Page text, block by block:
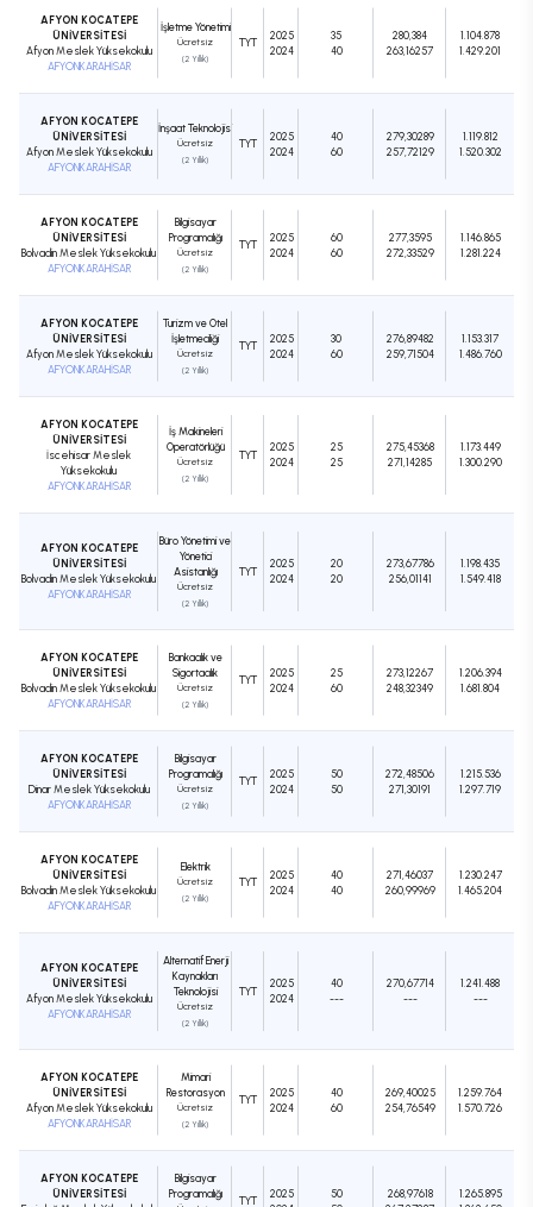
AFYON KOCATEPE
ÜNİVERSİTESİ
Afyon Meslek Yüksekokulu
AFYONKARAHİSAR
İşletme Yönetimi
Ücretsiz
(2 Yıllık)
TYT
2025
2024
35
40
280,384
263,16257
1.104.878
1.429.201
AFYON KOCATEPE
ÜNİVERSİTESİ
Afyon Meslek Yüksekokulu
AFYONKARAHİSAR
İnşaat Teknolojisi
Ücretsiz
(2 Yıllık)
TYT
2025
2024
40
60
279,30289
257,72129
1.119.812
1.520.302
AFYON KOCATEPE
ÜNİVERSİTESİ
Bolvadin Meslek Yüksekokulu
AFYONKARAHİSAR
Bilgisayar
Programcılığı
Ücretsiz
(2 Yıllık)
TYT
2025
2024
60
60
277,3595
272,33529
1.146.865
1.281.224
AFYON KOCATEPE
ÜNİVERSİTESİ
Afyon Meslek Yüksekokulu
AFYONKARAHİSAR
Turizm ve Otel
İşletmeciliği
Ücretsiz
(2 Yıllık)
TYT
2025
2024
30
60
276,89482
259,71504
1.153.317
1.486.760
AFYON KOCATEPE
ÜNİVERSİTESİ
İscehisar Meslek
Yüksekokulu
AFYONKARAHİSAR
İş Makineleri
Operatörlüğü
Ücretsiz
(2 Yıllık)
TYT
2025
2024
25
25
275,45368
271,14285
1.173.449
1.300.290
AFYON KOCATEPE
ÜNİVERSİTESİ
Bolvadin Meslek Yüksekokulu
AFYONKARAHİSAR
Büro Yönetimi ve
Yönetici
Asistanlığı
Ücretsiz
(2 Yıllık)
TYT
2025
2024
20
20
273,67786
256,01141
1.198.435
1.549.418
AFYON KOCATEPE
ÜNİVERSİTESİ
Bolvadin Meslek Yüksekokulu
AFYONKARAHİSAR
Bankacılık ve
Sigortacılık
Ücretsiz
(2 Yıllık)
TYT
2025
2024
25
60
273,12267
248,32349
1.206.394
1.681.804
AFYON KOCATEPE
ÜNİVERSİTESİ
Dinar Meslek Yüksekokulu
AFYONKARAHİSAR
Bilgisayar
Programcılığı
Ücretsiz
(2 Yıllık)
TYT
2025
2024
50
50
272,48506
271,30191
1.215.536
1.297.719
AFYON KOCATEPE
ÜNİVERSİTESİ
Bolvadin Meslek Yüksekokulu
AFYONKARAHİSAR
Elektrik
Ücretsiz
(2 Yıllık)
TYT
2025
2024
40
40
271,46037
260,99969
1.230.247
1.465.204
AFYON KOCATEPE
ÜNİVERSİTESİ
Afyon Meslek Yüksekokulu
AFYONKARAHİSAR
Alternatif Enerji
Kaynakları
Teknolojisi
Ücretsiz
(2 Yıllık)
TYT
2025
2024
40
---
270,67714
---
1.241.488
---
AFYON KOCATEPE
ÜNİVERSİTESİ
Afyon Meslek Yüksekokulu
AFYONKARAHİSAR
Mimari
Restorasyon
Ücretsiz
(2 Yıllık)
TYT
2025
2024
40
60
269,40025
254,76549
1.259.764
1.570.726
AFYON KOCATEPE
ÜNİVERSİTESİ
Bilgisayar
Programcılığı
TYT
2025
50
268,97618
1.265.895